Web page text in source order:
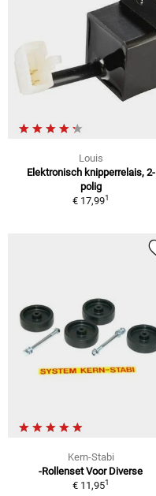
Louis
Elektronisch knipperrelais, 2-
polig
€ 17,991
Kern-Stabi
-Rollenset Voor Diverse
€ 11,951